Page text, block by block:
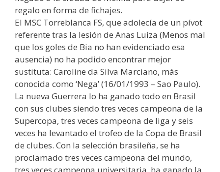
regalo en forma de fichajes.
El MSC Torreblanca FS, que adolecía de un pívot
referente tras la lesión de Anas Luiza (Menos mal
que los goles de Bia no han evidenciado esa
ausencia) no ha podido encontrar mejor
sustituta: Caroline da Silva Marciano, más
conocida como ‘Nega’ (16/01/1993 – Sao Paulo).
La nueva Guerrera lo ha ganado todo en Brasil
con sus clubes siendo tres veces campeona de la
Supercopa, tres veces campeona de liga y seis
veces ha levantado el trofeo de la Copa de Brasil
de clubes. Con la selección brasileña, se ha
proclamado tres veces campeona del mundo,